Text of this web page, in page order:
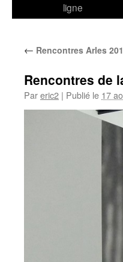
ligne
← Rencontres Arles
Rencontres de
Pareric2 | Publié le 17